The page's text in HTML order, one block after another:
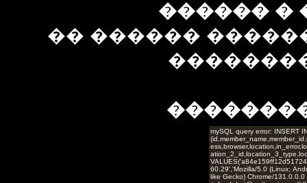
������ �
�� ������